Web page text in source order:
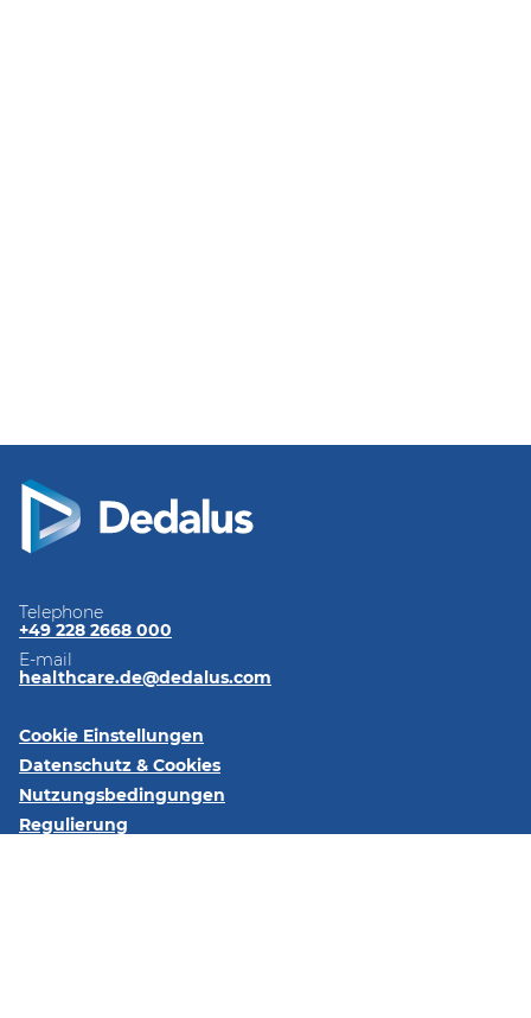
Telephone
+49 228 2668 000
E-mail
healthcare.de@dedalus.com
Cookie Einstellungen
Datenschutz & Cookies
Nutzungsbedingungen
Regulierung